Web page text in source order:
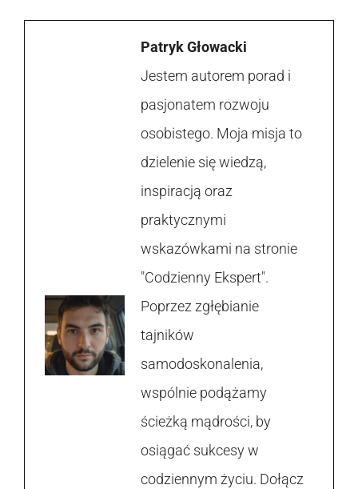
Patryk Głowacki
Jestem autorem porad i
pasjonatem rozwoju
osobistego. Moja misja to
dzielenie się wiedzą,
inspiracją oraz
praktycznymi
wskazówkami na stronie
"Codzienny Ekspert".
Poprzez zgłębianie
tajników
samodoskonalenia,
wspólnie podążamy
ścieżką mądrości, by
osiągać sukcesy w
codziennym życiu. Dołącz